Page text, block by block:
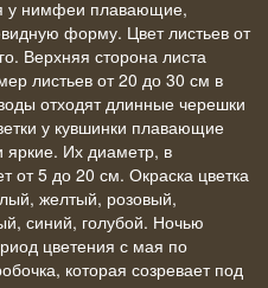
у нимфеи плавающие,
форму. Цвет листьев от
Верхняя сторона листа
листьев от 20 до 30 см в
отходят длинные черешки
у кувшинки плавающие
яркие. Их диаметр, в
от 5 до 20 см. Окраска цветка
желтый, розовый,
синий, голубой. Ночью
цветения с мая по
которая созревает под